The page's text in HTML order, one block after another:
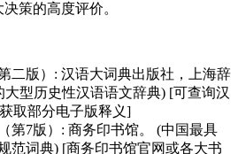
策的高度评价。
二版）: 汉语大词典出版社，上海辞
型历史性汉语语文辞典) [可查询汉
取部分电子版释义]
第7版）: 商务印书馆。 (中国最具
范词典) [商务印书馆官网或各大书